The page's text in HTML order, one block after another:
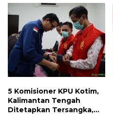
5 Komisioner KPU Kotim,
Kalimantan Tengah
Ditetapkan Tersangka,